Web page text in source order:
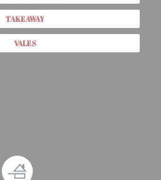
TAKEAWAY
VALES
una nueva ventana))